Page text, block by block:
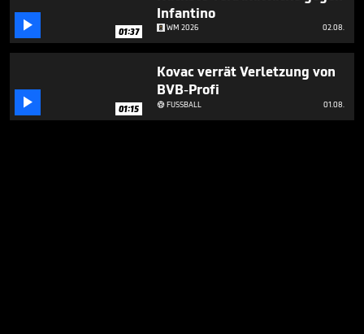
 01:37
Infantino
WM 2026 02.08.
 01:15
Kovac verrät Verletzung von
BVB-Profi
FUSSBALL 01.08.